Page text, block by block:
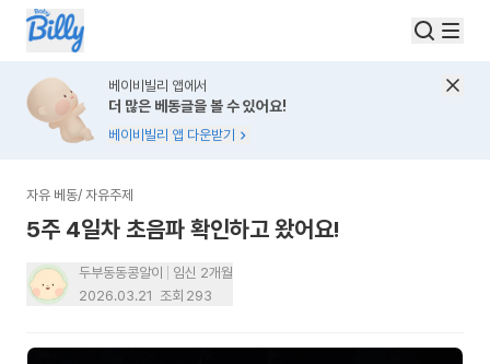
베이비빌리 앱에서
더 많은 베동글을 볼 수 있어요!
베이비빌리 앱 다운받기
자유 베동/ 자유주제
5주 4일차 초음파 확인하고 왔어요!
두부동동콩알이
임신 2개월
2026.03.21 조회 293